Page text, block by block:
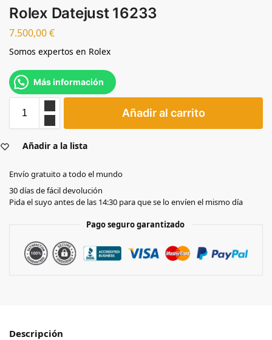
Rolex Datejust 16233
7.500,00€
Somos expertos en Rolex
Más información
Añadir al carrito
Añadir a la lista
Envío gratuito a todo el mundo
30 días de fácil devolución
Pida el suyo antes de las 14:30 para que se lo envíen el mismo día
Pago seguro garantizado
Descripción